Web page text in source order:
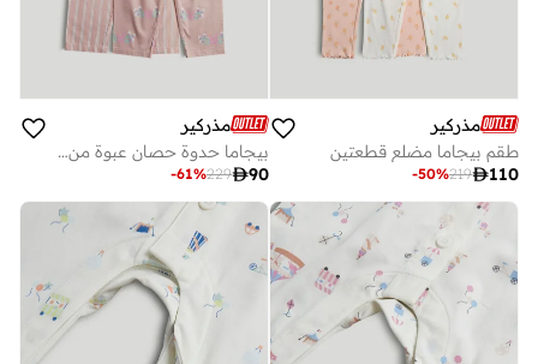
مذركير
طقم بيجاما مضلع قطعتين
110
219
-50%
مذركير
بيجاما حدوة حصان عبوة من قطعتين
90
229
-61%